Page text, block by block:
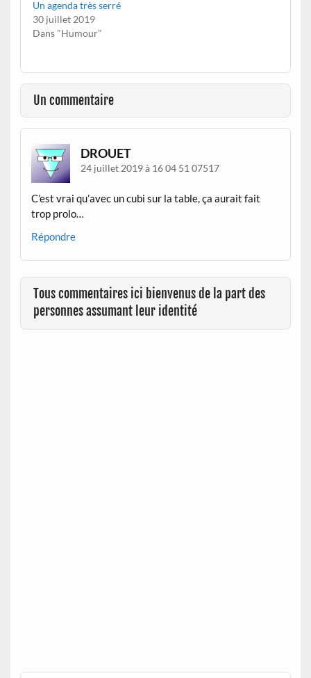
Un agenda très serré
30 juillet 2019
Dans "Humour"
Un commentaire
DROUET
24 juillet 2019 à 16 04 51 07517
C’est vrai qu’avec un cubi sur la table, ça aurait fait
trop prolo…
Répondre
Tous commentaires ici bienvenus de la part des
personnes assumant leur identité